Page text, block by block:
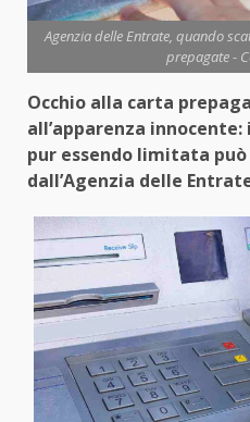
Agenzia delle Entrate, quando
prepagate -
Occhio alla carta
all’apparenza
pur essendo limitata
dall’Agenzia delle